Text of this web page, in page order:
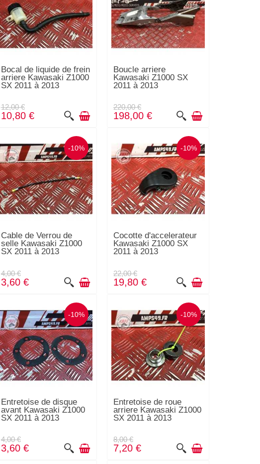
Bocal de liquide de frein
arriere Kawasaki Z1000
SX 2011 à 2013
12,00 €
10,80 €
Boucle arriere
Kawasaki Z1000 SX
2011 à 2013
220,00 €
198,00 €
-10%
Cable de Verrou de
selle Kawasaki Z1000
SX 2011 à 2013
4,00 €
3,60 €
-10%
Cocotte d'accelerateur
Kawasaki Z1000 SX
2011 à 2013
22,00 €
19,80 €
-10%
Entretoise de disque
avant Kawasaki Z1000
SX 2011 à 2013
4,00 €
3,60 €
-10%
Entretoise de roue
arriere Kawasaki Z1000
SX 2011 à 2013
8,00 €
7,20 €